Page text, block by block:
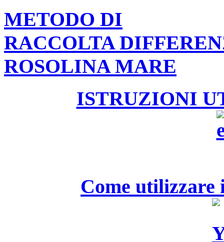
METODO DI
RACCOLTA
ROSOLINA MARE
ISTRUZIONI
Come utilizzare